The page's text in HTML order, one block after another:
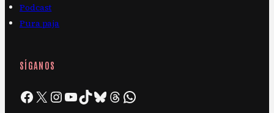
Podcast
Pura paja
SÍGANOS
Facebook X InstagramYouTube TikTok Bluesky Threads WhatsApp